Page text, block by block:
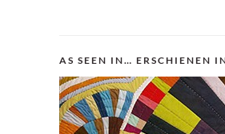
AS SEEN IN… ERSCHIENEN